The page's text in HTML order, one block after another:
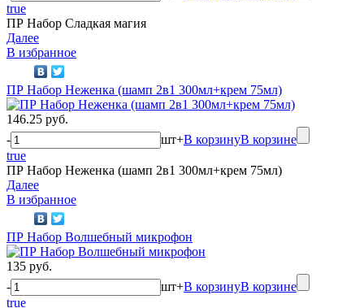
true
ПР Набор Сладкая магия
Далее
В избранное
ПР Набор Неженка (шамп 2в1 300мл+крем 75мл)
146.25 руб.
-
шт+В корзинуВ корзине
true
ПР Набор Неженка (шамп 2в1 300мл+крем 75мл)
Далее
В избранное
ПР Набор Волшебный микрофон
135 руб.
-
шт+В корзинуВ корзине
true